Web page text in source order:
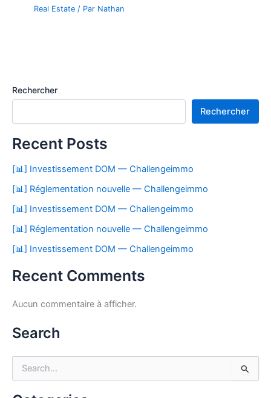
Real Estate / Par Nathan
Rechercher
Rechercher
Recent Posts
[📊] Investissement DOM — Challengeimmo
[📊] Réglementation nouvelle — Challengeimmo
[📊] Investissement DOM — Challengeimmo
[📊] Réglementation nouvelle — Challengeimmo
[📊] Investissement DOM — Challengeimmo
Recent Comments
Aucun commentaire à afficher.
Search
e